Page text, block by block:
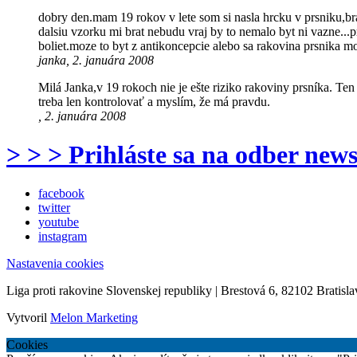
dobry den.mam 19 rokov v lete som si nasla hrcku v
dalsiu vzorku mi brat nebudu vraj by to nemalo byt ni
boliet.moze to byt z antikoncepcie alebo sa rakovina prsnika
janka, 2. januára 2008
Milá Janka,v 19 rokoch nie je ešte riziko rakoviny prsníka.
treba len kontrolovať a myslím, že má pravdu.
, 2. januára 2008
> > > Prihláste sa na odber
facebook
twitter
youtube
instagram
Nastavenia cookies
Liga proti rakovine Slovenskej republiky | Brestová 6, 82102
Vytvoril Melon Marketing
Cookies